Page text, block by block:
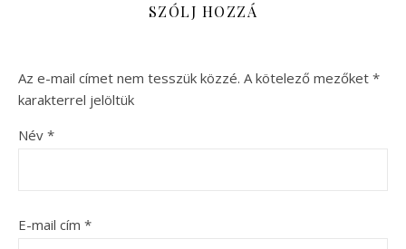
SZÓLJ HOZZÁ
Az e-mail címet nem tesszük közzé. A kötelező mezőket *
karakterrel jelöltük
Név *
E-mail cím *